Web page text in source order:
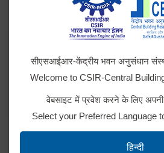
National Science Day
सीएसआईआर-केंद्रीय भवन अनुसंधान
Welcome to CSIR-Central
वेबसाइट में प्रवेश करने के लिए अपनी
Select your Preferred Language
हिन्दी